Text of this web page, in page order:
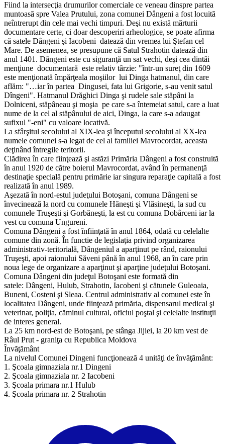
Fiind la intersecţia drumurilor comerciale ce veneau dinspre partea
muntoasă spre Valea Prutului, zona comunei Dângeni a fost locuită
neîntrerupt din cele mai vechi timpuri. Deşi nu există mărturii
documentare certe, ci doar descoperiri arheologice, se poate afirma
că satele Dângeni şi Iacobeni datează din vremea lui Ştefan cel
Mare. De asemenea, se presupune că Satul Strahotin datează din
anul 1401. Dângeni este cu siguranţă un sat vechi, deşi cea dintâi
menţiune documentară este relativ târzie: "într-un sureţ din 1609
este menţionată împărţeala moşiilor lui Dinga hatmanul, din care
aflăm: "…iar în partea Dingusei, fata lui Grigorie, s-au venit satul
Dîngeni". Hatmanul Drăghici Dinga şi rudele sale stăpâni la
Dolniceni, stăpâneau şi moşia pe care s-a întemeiat satul, care a luat
nume de la cel al stăpânului de aici, Dinga, la care s-a adaugat
sufixul "-eni" cu valoare locativă.
La sfârşitul secolului al XIX-lea şi începutul secolului al XX-lea
numele comunei s-a legat de cel al familiei Mavrocordat, aceasta
deţinând întregile teritorii.
Clădirea în care fiinţează şi astăzi Primăria Dângeni a fost construită
în anul 1920 de către boierul Mavrocordat, având în permanenţă
destinaţie specială pentru primărie iar singura reparaţie capitală a fost
realizată în anul 1989.
Aşezată în nord-estul judeţului Botoşani, comuna Dângeni se
învecinează la nord cu comunele Hăneşti şi Vlăsineşti, la sud cu
comunele Truşeşti şi Gorbăneşti, la est cu comuna Dobârceni iar la
vest cu comuna Ungureni.
Comuna Dângeni a fost înfiinţată în anul 1864, odată cu celelalte
comune din zonă. În functie de legislaţia privind organizarea
administrativ-teritorială, Dângeniul a aparţinut pe rând, raionului
Truşeşti, apoi raionului Săveni până în anul 1968, an în care prin
noua lege de organizare a aparţinut şi aparţine judeţului Botoşani.
Comuna Dângeni din judeţul Botoşani este formată din
satele: Dângeni, Hulub, Strahotin, Iacobeni şi cătunele Guleoaia,
Buneni, Costeni şi Sleaa. Centrul administrativ al comunei este în
localitatea Dângeni, unde fiinţează primăria, dispensarul medical şi
veterinar, poliţia, căminul cultural, oficiul poştal şi celelalte instituţii
de interes general.
La 25 km nord-est de Botoşani, pe stânga Jijiei, la 20 km vest de
Râul Prut - graniţa cu Republica Moldova
Învăţământ
La nivelul Comunei Dingeni funcţionează 4 unităţi de învăţământ:
1. Şcoala gimnaziala nr.1 Dingeni
2. Şcoala gimnaziala nr. 2 Iacobeni
3. Şcoala primara nr.1 Hulub
4. Şcoala primara nr. 2 Strahotin